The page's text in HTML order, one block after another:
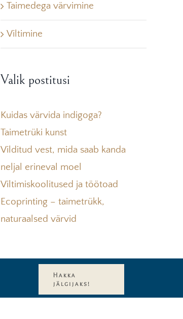
Taimedega värvimine
Viltimine
Valik postitusi
Kuidas värvida indigoga?
Taimetrüki kunst
Vilditud vest, mida saab kanda
neljal erineval moel
Viltimiskoolitused ja töötoad
Ecoprinting – taimetrükk,
naturaalsed värvid
Hakka
jälgijaks!